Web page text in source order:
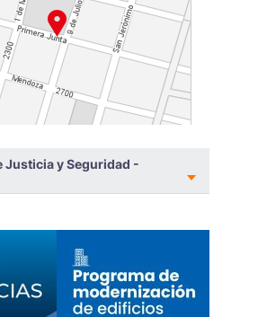
Justicia y Seguridad -